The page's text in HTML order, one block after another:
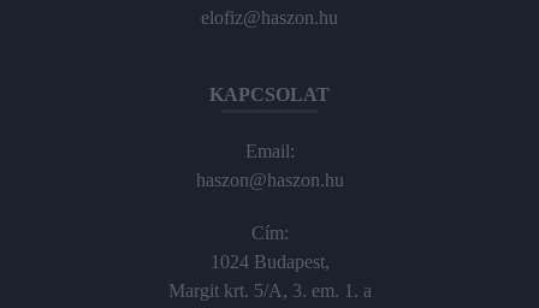
elofiz@haszon.hu
KAPCSOLAT
Email:
haszon@haszon.hu
Cím:
1024 Budapest,
Margit krt. 5/A, 3. em. 1. a